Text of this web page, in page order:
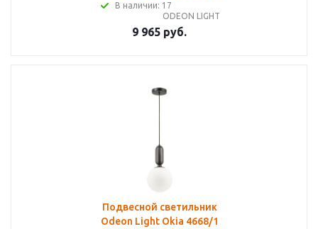
В наличии: 17
ODEON LIGHT
9 965 руб.
Подвесной светильник
Odeon Light Okia 4668/1